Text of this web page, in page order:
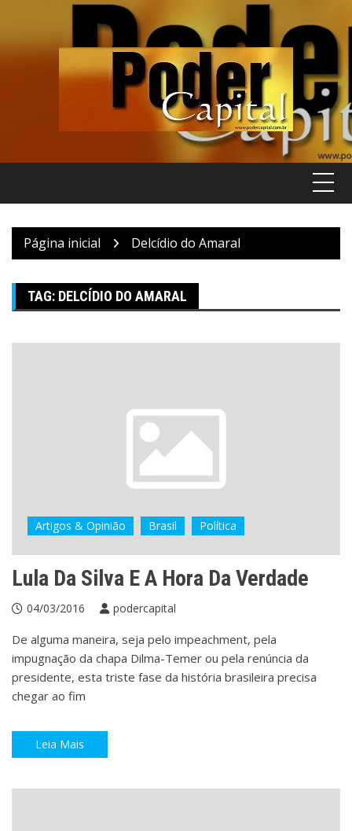
Página inicial Delcídio do Amaral
TAG: DELCÍDIO DO AMARAL
Artigos & Opinião Brasil Política
Lula Da Silva E A Hora Da Verdade
04/03/2016 podercapital
De alguma maneira, seja pelo impeachment, pela
impugnação da chapa Dilma-Temer ou pela renúncia da
presidente, esta triste fase da história brasileira precisa
chegar ao fim
Leia Mais